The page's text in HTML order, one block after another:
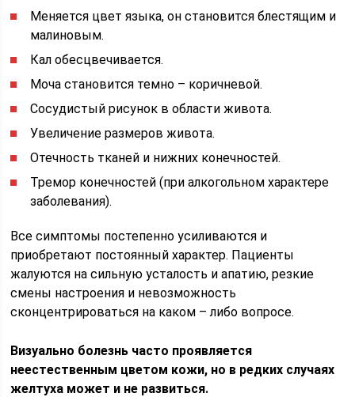
Меняется цвет языка, он становится блестящим и
малиновым.
Кал обесцвечивается.
Моча становится темно – коричневой.
Сосудистый рисунок в области живота.
Увеличение размеров живота.
Отечность тканей и нижних конечностей.
Тремор конечностей (при алкогольном характере
заболевания).
Все симптомы постепенно усиливаются и
приобретают постоянный характер. Пациенты
жалуются на сильную усталость и апатию, резкие
смены настроения и невозможность
сконцентрироваться на каком – либо вопросе.
Визуально болезнь часто проявляется
неестественным цветом кожи, но в редких случаях
желтуха может и не развиться.